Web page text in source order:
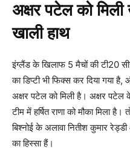
अक्षर पटेल को मिली
खाली हाथ
इंग्लैंड के खिलाफ 5 मैचों की टी20
का डिप्टी भी फिक्स कर दिया गया
अक्षर पटेल को मिली है। अक्षर
टीम में हर्षित राणा को मौका मिला
बिश्नोई के अलावा नितीश कुमार
का हिस्सा हैं।